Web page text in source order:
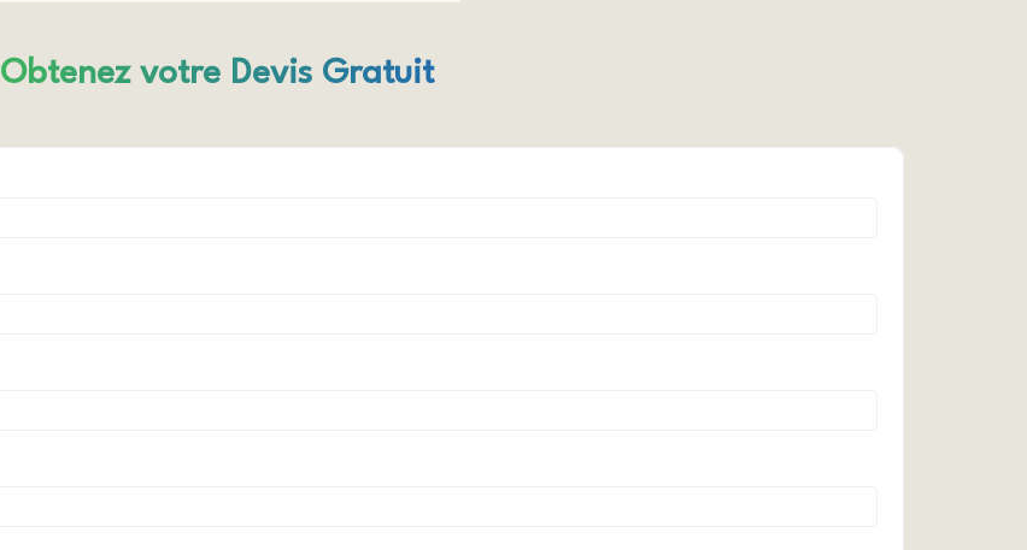
Obtenez votre Devis Gratuit